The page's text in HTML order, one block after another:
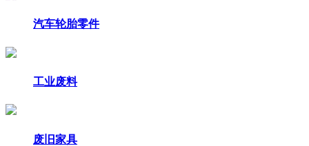
汽车轮胎零件
工业废料
废旧家具